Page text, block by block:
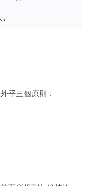
乎三個原則：